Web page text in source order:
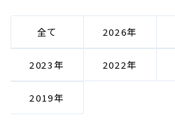
全て 2026
2023 2022
2019